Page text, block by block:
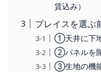
賃込み）
プレイスを選ぶ
①天井に下
②パネルを
③生地の機能